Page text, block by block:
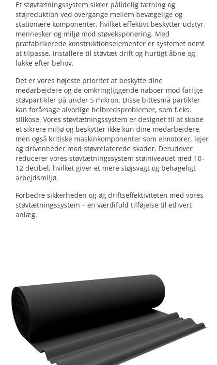
Et støvtætningssystem sikrer pålidelig tætning og
støjreduktion ved overgange mellem bevægelige og
stationære komponenter, hvilket effektivt beskytter udstyr,
mennesker og miljø mod støveksponering. Med
præfabrikerede konstruktionselementer er systemet nemt
at tilpasse, installere til støvtæt drift og hurtigt åbne og
lukke efter behov.
Det er vores højeste prioritet at beskytte dine
medarbejdere og de omkringliggende naboer mod farlige
støvpartikler på under 5 mikron. Disse bittesmå partikler
kan forårsage alvorlige helbredsproblemer, som f.eks.
silikose. Vores støvtætningssystem er designet til at skabe
et sikrere miljø og beskytter ikke kun dine medarbejdere,
men også kritiske maskinkomponenter som elmotorer, lejer
og drivenheder mod støvrelaterede skader. Derudover
reducerer vores støvtætningssystem støjniveauet med 10–
12 decibel, hvilket giver et mere støjsvagt og behageligt
arbejdsmiljø.
Forbedre sikkerheden og øg driftseffektiviteten med vores
støvtætningssystem – en værdifuld tilføjelse til ethvert
anlæg.